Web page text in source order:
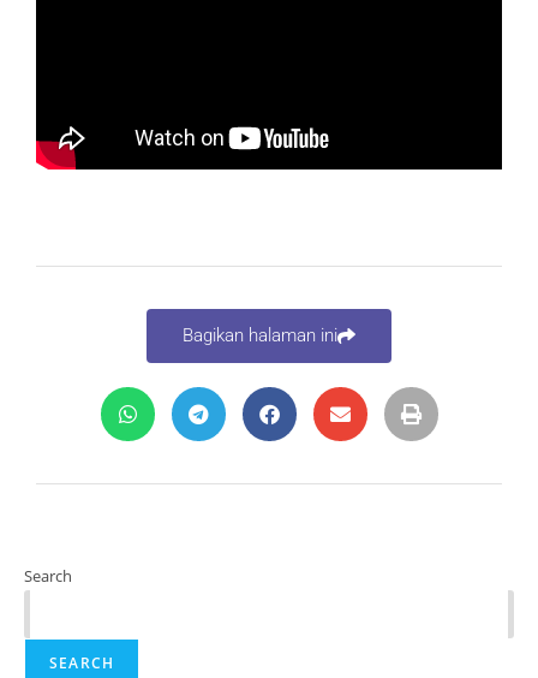
Bagikan halaman ini
Search
SEARCH